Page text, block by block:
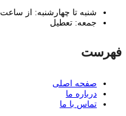
شنبه تا چهارشنبه: از ساعت 8 تا 17
جمعه: تعطیل
فهرست
صفحه اصلی
درباره ما
تماس با ما